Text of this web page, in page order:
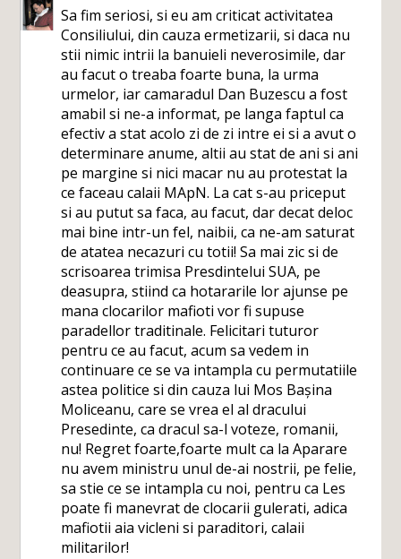
Sa fim seriosi, si eu am criticat activitatea
Consiliului, din cauza ermetizarii, si daca nu
stii nimic intrii la banuieli neverosimile, dar
au facut o treaba foarte buna, la urma
urmelor, iar camaradul Dan Buzescu a fost
amabil si ne-a informat, pe langa faptul ca
efectiv a stat acolo zi de zi intre ei si a avut o
determinare anume, altii au stat de ani si ani
pe margine si nici macar nu au protestat la
ce faceau calaii MApN. La cat s-au priceput
si au putut sa faca, au facut, dar decat deloc
mai bine intr-un fel, naibii, ca ne-am saturat
de atatea necazuri cu totii! Sa mai zic si de
scrisoarea trimisa Presdintelui SUA, pe
deasupra, stiind ca hotararile lor ajunse pe
mana clocarilor mafioti vor fi supuse
paradellor traditinale. Felicitari tuturor
pentru ce au facut, acum sa vedem in
continuare ce se va intampla cu permutatiile
astea politice si din cauza lui Mos Bașina
Moliceanu, care se vrea el al dracului
Presedinte, ca dracul sa-l voteze, romanii,
nu! Regret foarte,foarte mult ca la Aparare
nu avem ministru unul de-ai nostrii, pe felie,
sa stie ce se intampla cu noi, pentru ca Les
poate fi manevrat de clocarii gulerati, adica
mafiotii aia vicleni si paraditori, calaii
militarilor!